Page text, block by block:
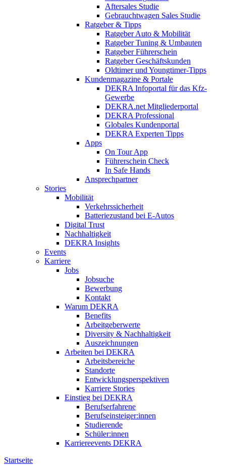
Aftersales Studie
Gebrauchtwagen Sales Studie
Ratgeber & Tipps
Ratgeber Auto & Mobilität
Ratgeber Tuning & Umbauten
Ratgeber Führerschein
Ratgeber Geschäftskunden
Oldtimer und Youngtimer-Tipps
Kundenmagazine & Portale
DEKRA Infoportal für das Kfz-
Gewerbe
DEKRA.net Mitgliederportal
DEKRA Professional
Globales Kundenportal
DEKRA Experten Tipps
Apps
On Tour App
Führerschein Check
In Safe Hands
Ansprechpartner
Stories
Mobilität
Verkehrssicherheit
Batteriezustand bei E-Autos
Digital Trust
Nachhaltigkeit
DEKRA Insights
Events
Karriere
Jobs
Jobsuche
Bewerbung
Kontakt
Warum DEKRA
Benefits
Arbeitgeberwerte
Diversity & Nachhaltigkeit
Auszeichnungen
Arbeiten bei DEKRA
Arbeitsbereiche
Standorte
Entwicklungsperspektiven
Karriere Stories
Einstieg bei DEKRA
Berufserfahrene
Berufseinsteiger:innen
Studierende
Schüler:innen
Karriereevents DEKRA
Startseite